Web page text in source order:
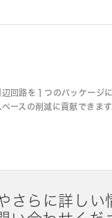
回路を１つのパッケージ
ースの削減に貢献できま
さらに詳しい